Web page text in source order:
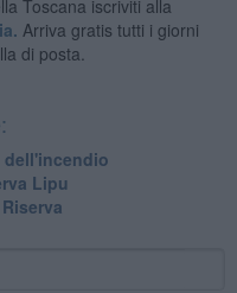
Toscana iscriviti alla
Arriva gratis tutti i giorni
di posta.
dell'incendio
Lipu